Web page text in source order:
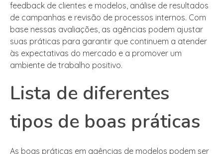
feedback de clientes e modelos, análise de resultados
de campanhas e revisão de processos internos. Com
base nessas avaliações, as agências podem ajustar
suas práticas para garantir que continuem a atender
às expectativas do mercado e a promover um
ambiente de trabalho positivo.
Lista de diferentes
tipos de boas práticas
As boas práticas em agências de modelos podem ser